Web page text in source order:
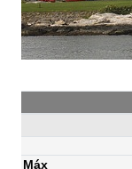
Máx